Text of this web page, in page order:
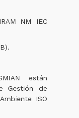
NM IEC
están
Gestión de
ISO